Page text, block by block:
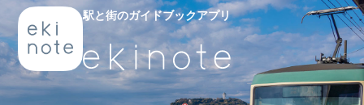
駅と街のガイドブックアプリ